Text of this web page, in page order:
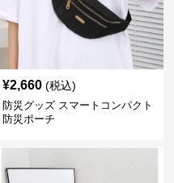
¥2,660 (税込)
防災グッズ スマートコンパクト
防災ポーチ